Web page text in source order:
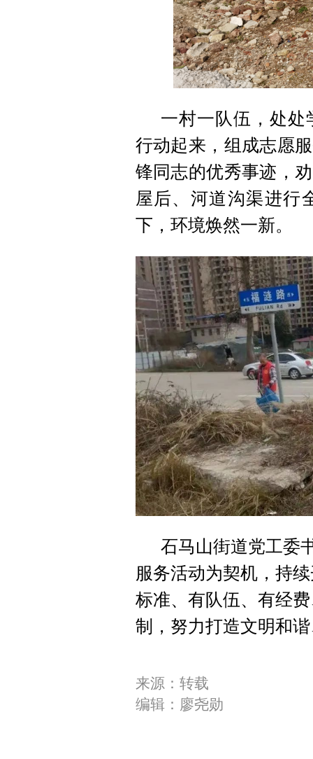
一村一队伍，处
行动起来，组成志愿
锋同志的优秀事迹，
屋后、河道沟渠进行
下，环境焕然一新。
石马山街道党工委
服务活动为契机，持
标准、有队伍、有经
制，努力打造文明和
来源：转载
编辑：廖尧勋